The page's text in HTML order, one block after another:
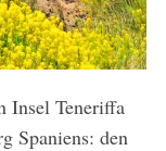
Insel Teneriffa
Spaniens: den